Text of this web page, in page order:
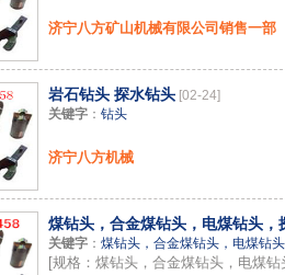
济宁八方矿山机械有限公司销售一部
岩石钻头 探水钻头 [02-24]
关键字 ： 钻头
济宁八方机械
煤钻头，合金煤钻头，电煤钻头，
关键字 ： 煤钻头，合金煤钻头，电煤钻
[规格：煤钻头，合金煤钻头，电煤